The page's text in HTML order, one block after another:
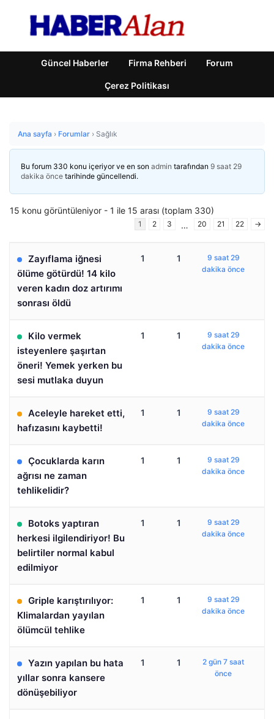
Güncel Haberler Firma Rehberi Forum
Çerez Politikası
Ana sayfa › Forumlar › Sağlık
Bu forum 330 konu içeriyor ve en son admin tarafından 9 saat 29
dakika önce tarihinde güncellendi.
15 konu görüntüleniyor - 1 ile 15 arası (toplam 330)
1 2 3 … 20 21 22 →
Zayıflama iğnesi
ölüme götürdü! 14 kilo
veren kadın doz artırımı
sonrası öldü
1 1
9 saat 29
dakika önce
Kilo vermek
isteyenlere şaşırtan
öneri! Yemek yerken bu
sesi mutlaka duyun
1 1
9 saat 29
dakika önce
Aceleyle hareket etti,
hafızasını kaybetti!
1 1
9 saat 29
dakika önce
Çocuklarda karın
ağrısı ne zaman
tehlikelidir?
1 1
9 saat 29
dakika önce
Botoks yaptıran
herkesi ilgilendiriyor! Bu
belirtiler normal kabul
edilmiyor
1 1
9 saat 29
dakika önce
Griple karıştırılıyor:
Klimalardan yayılan
ölümcül tehlike
1 1
9 saat 29
dakika önce
Yazın yapılan bu hata
yıllar sonra kansere
dönüşebiliyor
1 1
2 gün 7 saat
önce